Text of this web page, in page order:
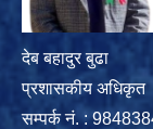
देब बहादुर बुढा
प्रशासकीय अधिकृत
सम्पर्क नं. :